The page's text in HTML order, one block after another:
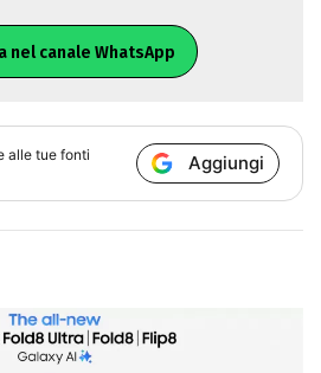
nel canale WhatsApp
alle tue fonti
Aggiungi